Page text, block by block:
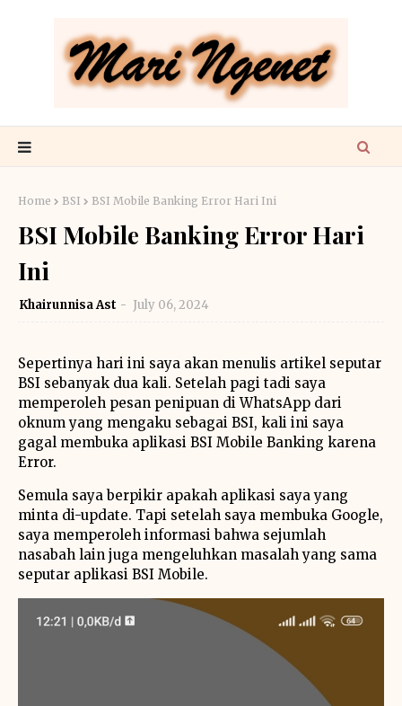
Home BSI BSI Mobile Banking Error Hari Ini
BSI Mobile Banking Error Hari
Ini
Khairunnisa Ast July 06, 2024
Sepertinya hari ini saya akan menulis artikel seputar
BSI sebanyak dua kali. Setelah pagi tadi saya
memperoleh pesan penipuan di WhatsApp dari
oknum yang mengaku sebagai BSI, kali ini saya
gagal membuka aplikasi BSI Mobile Banking karena
Error.
Semula saya berpikir apakah aplikasi saya yang
minta di-update. Tapi setelah saya membuka Google,
saya memperoleh informasi bahwa sejumlah
nasabah lain juga mengeluhkan masalah yang sama
seputar aplikasi BSI Mobile.